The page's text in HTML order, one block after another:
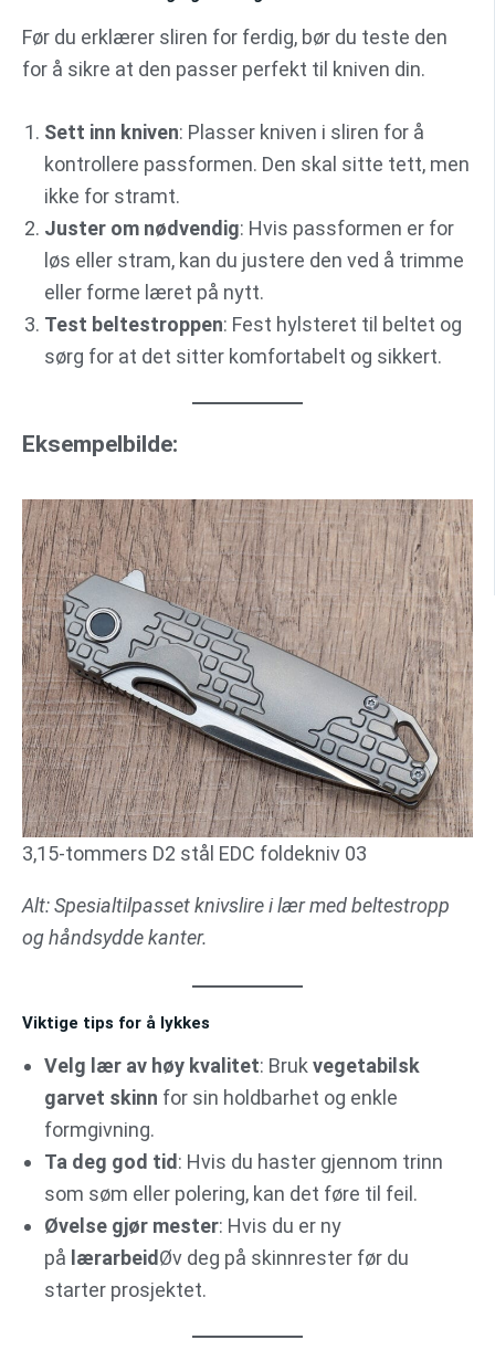
Før du erklærer sliren for ferdig, bør du teste den
for å sikre at den passer perfekt til kniven din.
Sett inn kniven: Plasser kniven i sliren for å
kontrollere passformen. Den skal sitte tett, men
ikke for stramt.
Juster om nødvendig: Hvis passformen er for
løs eller stram, kan du justere den ved å trimme
eller forme læret på nytt.
Test beltestroppen: Fest hylsteret til beltet og
sørg for at det sitter komfortabelt og sikkert.
Eksempelbilde:
3,15-tommers D2 stål EDC foldekniv 03
Alt: Spesialtilpasset knivslire i lær med beltestropp
og håndsydde kanter.
Viktige tips for å lykkes
Velg lær av høy kvalitet: Brukvegetabilsk
garvet skinn for sin holdbarhet og enkle
formgivning.
Ta deg god tid: Hvis du haster gjennom trinn
som søm eller polering, kan det føre til feil.
Øvelse gjør mester: Hvis du er ny
på lærarbeidØv deg på skinnrester før du
starter prosjektet.